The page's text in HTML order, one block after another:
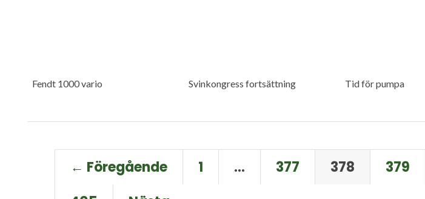
Fendt 1000 vario Svinkongress fortsättning Tid för pumpa
← Föregående 1 … 377 378 379